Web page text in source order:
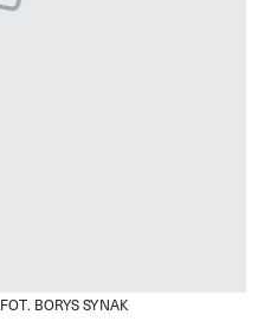
FOT. BORYS SYNAK